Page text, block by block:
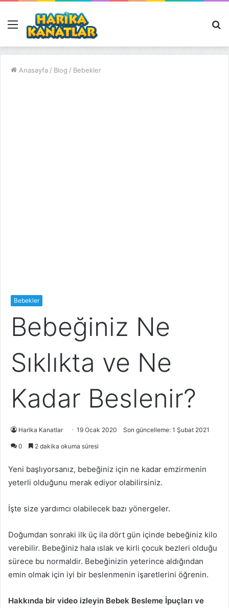
Menü
...
Anasayfa / Blog / Bebekler
Bebekler
Bebeğiniz Ne
Sıklıkta ve Ne
Kadar Beslenir?
Harika Kanatlar 19 Ocak 2020 Son güncelleme: 1 Şubat 2021
0 2 dakika okuma süresi
Yeni başlıyorsanız, bebeğiniz için ne kadar emzirmenin
yeterli olduğunu merak ediyor olabilirsiniz.
İşte size yardımcı olabilecek bazı yönergeler.
Doğumdan sonraki ilk üç ila dört gün içinde bebeğiniz kilo
verebilir. Bebeğiniz hala ıslak ve kirli çocuk bezleri olduğu
sürece bu normaldir. Bebeğinizin yeterince aldığından
emin olmak için iyi bir beslenmenin işaretlerini öğrenin.
Hakkında bir video izleyin Bebek Besleme İpuçları ve